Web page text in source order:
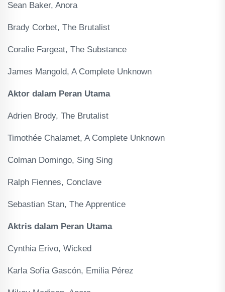
Sean Baker, Anora
Brady Corbet, The Brutalist
Coralie Fargeat, The Substance
James Mangold, A Complete Unknown
Aktor dalam Peran Utama
Adrien Brody, The Brutalist
Timothée Chalamet, A Complete Unknown
Colman Domingo, Sing Sing
Ralph Fiennes, Conclave
Sebastian Stan, The Apprentice
Aktris dalam Peran Utama
Cynthia Erivo, Wicked
Karla Sofía Gascón, Emilia Pérez